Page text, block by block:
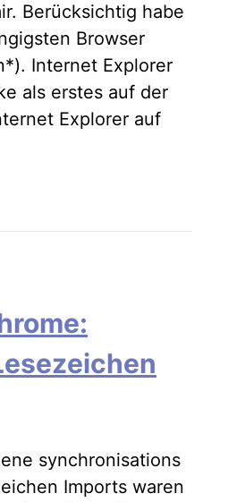
Berücksichtig habe
Browser
Internet Explorer
als erstes auf der
Explorer auf
synchronisations
Imports waren